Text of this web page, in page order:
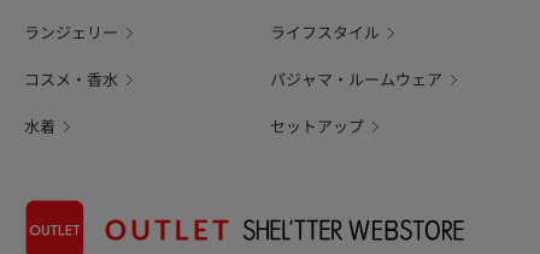
ランジェリー ライフスタイル
コスメ・香水 パジャマ・ルームウェア
水着 セットアップ